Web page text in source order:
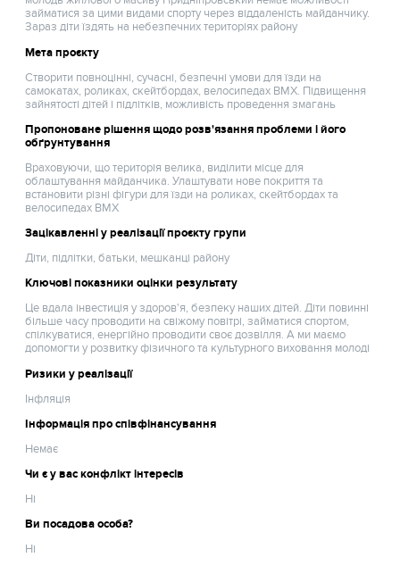
займатися за цими видами спорту через віддаленість майданчику.
Зараз діти їздять на небезпечних територіях району
Мета проєкту
Створити повноцінні, сучасні, безпечні умови для їзди на
самокатах, роликах, скейтбордах, велосипедах ВМХ. Підвищення
зайнятості дітей і підлітків, можливість проведення змагань
Пропоноване рішення щодо розв'язання проблеми і його
обґрунтування
Враховуючи, що територія велика, виділити місце для
облаштування майданчика. Улаштувати нове покриття та
встановити різні фігури для їзди на роликах, скейтбордах та
велосипедах ВМХ
Зацікавленні у реалізації проєкту групи
Діти, підлітки, батьки, мешканці району
Ключові показники оцінки результату
Це вдала інвестиція у здоров'я, безпеку наших дітей. Діти повинні
більше часу проводити на свіжому повітрі, займатися спортом,
спілкуватися, енергійно проводити своє дозвілля. А ми маємо
допомогти у розвитку фізичного та культурного виховання молоді
Ризики у реалізації
Інфляція
Інформація про співфінансування
Немає
Чи є у вас конфлікт інтересів
Ні
Ви посадова особа?
Ні